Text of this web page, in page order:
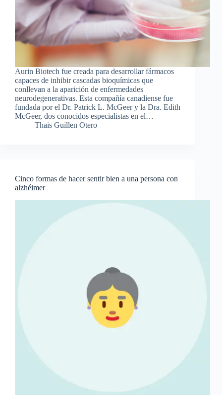
Aurin Biotech fue creada para desarrollar fármacos
capaces de inhibir cascadas bioquímicas que
conllevan a la aparición de enfermedades
neurodegenerativas. Esta compañía canadiense fue
fundada por el Dr. Patrick L. McGeer y la Dra. Edith
McGeer, dos conocidos especialistas en el…
Thais Guillen Otero
Cinco formas de hacer sentir bien a una persona con
alzhéimer